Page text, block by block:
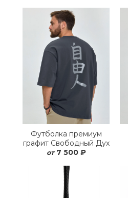
Футболка премиум
графит Свободный Дух
от 7 500 ₽